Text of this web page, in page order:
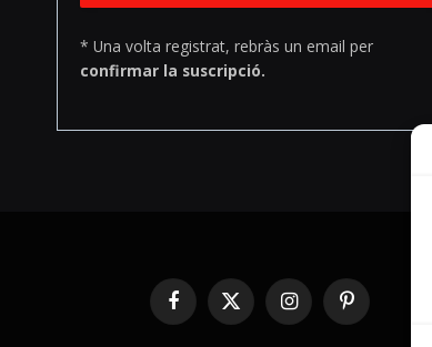
* Una volta registrat, rebràs un email per
confirmar la suscripció.
Facebook
X
(Twitter)
InstagramPinterest